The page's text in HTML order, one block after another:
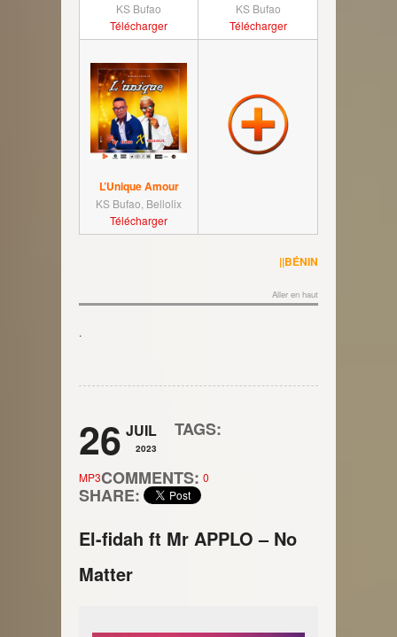
KS Bufao
Télécharger
KS Bufao
Télécharger
L’Unique Amour
KS Bufao, Bellolix
Télécharger
||BÉNIN
Aller en haut
.
26 JUIL
2023
TAGS:
MP3COMMENTS: 0
SHARE:
El-fidah ft Mr APPLO – No
Matter